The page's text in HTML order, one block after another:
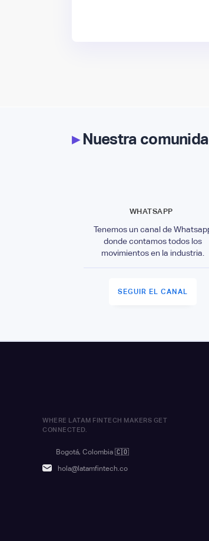
▸Nuestra
WHATSAPP
Tenemos un canal de
donde contamos todos los
movimientos en la industria.
SEGUIR EL CANAL
WHERE LATAM FINTECH MAKERS GET
CONNECTED.
Bogotá, Colombia 🇨🇴
hola@latamfintech.co